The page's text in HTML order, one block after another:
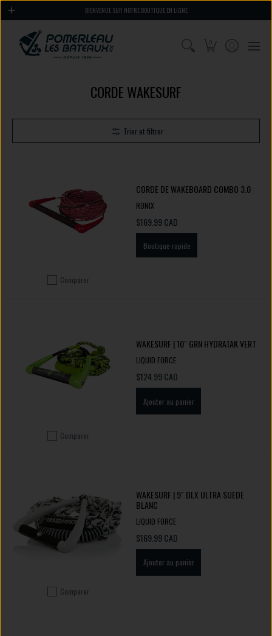
ACCUEIL SPORTS NAUTIQUES MOTEURS, PNEUMATIQUE ET HÉLICES
BIENVENUE SUR NOTRE BOUTIQUE EN LIGNE
0
CORDE WAKESURF
Trier et filtrer
Ajouter pour comparer
Comparer
CORDE DE WAKEBOARD COMBO 3.0
RONIX
$169.99 CAD
Boutique rapide
Ajouter pour comparer
Comparer
WAKESURF | 10" GRN HYDRATAK VERT
LIQUID FORCE
$124.99 CAD
Ajouter au panier
Ajouter pour comparer
Comparer
WAKESURF | 9" DLX ULTRA SUEDE
BLANC
LIQUID FORCE
$169.99 CAD
Ajouter au panier